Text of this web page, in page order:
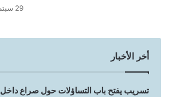
29 سبتمبر، 2022
أخر الأخبار
تسريب يفتح باب التساؤلات حول صراع داخل